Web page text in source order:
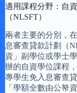
適用課程分野：自
（NLSFT）
兩者主要的分別，
息審查貸款計劃（
資」副學位或學士
辦的自資學位課程
專學生免入息審查
「學額全數由公帑